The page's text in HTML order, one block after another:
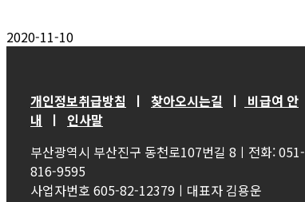
2020-11-10
개인정보취급방침 ㅣ 찾아오시는길 ㅣ
비급여 안
내 ㅣ 인사말
부산광역시 부산진구 동천로107번길 8ㅣ전화: 051-
816-9595
사업자번호 605-82-12379ㅣ대표자 김용운